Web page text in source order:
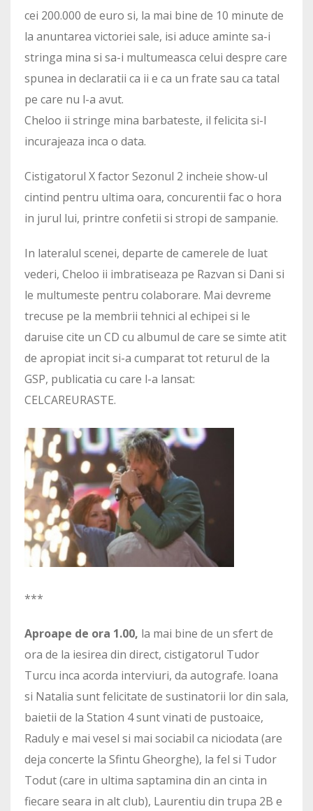
cei 200.000 de euro si, la mai bine de 10 minute de
la anuntarea victoriei sale, isi aduce aminte sa-i
stringa mina si sa-i multumeasca celui despre care
spunea in declaratii ca ii e ca un frate sau ca tatal
pe care nu l-a avut.
Cheloo ii stringe mina barbateste, il felicita si-l
incurajeaza inca o data.
Cistigatorul X factor Sezonul 2 incheie show-ul
cintind pentru ultima oara, concurentii fac o hora
in jurul lui, printre confetii si stropi de sampanie.
In lateralul scenei, departe de camerele de luat
vederi, Cheloo ii imbratiseaza pe Razvan si Dani si
le multumeste pentru colaborare. Mai devreme
trecuse pe la membrii tehnici al echipei si le
daruise cite un CD cu albumul de care se simte atit
de apropiat incit si-a cumparat tot returul de la
GSP, publicatia cu care l-a lansat:
CELCAREURASTE.
***
Aproape de ora 1.00, la mai bine de un sfert de
ora de la iesirea din direct, cistigatorul Tudor
Turcu inca acorda interviuri, da autografe. Ioana
si Natalia sunt felicitate de sustinatorii lor din sala,
baietii de la Station 4 sunt vinati de pustoaice,
Raduly e mai vesel si mai sociabil ca niciodata (are
deja concerte la Sfintu Gheorghe), la fel si Tudor
Todut (care in ultima saptamina din an cinta in
fiecare seara in alt club), Laurentiu din trupa 2B e